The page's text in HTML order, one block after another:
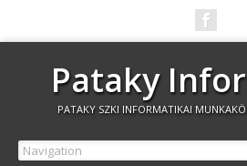
Pataky
PATAKY SZKI INFORMATIKAI